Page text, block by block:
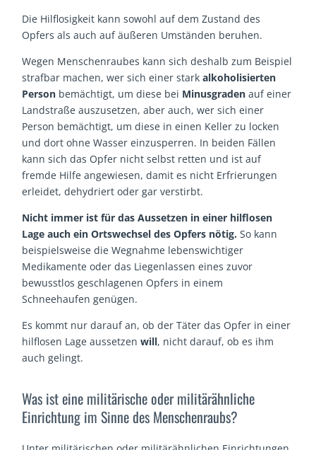
Die Hilflosigkeit kann sowohl auf dem Zustand des
Opfers als auch auf äußeren Umständen beruhen.
Wegen Menschenraubes kann sich deshalb zum Beispiel
strafbar machen, wer sich einer starkalkoholisierten
Person bemächtigt, um diese bei Minusgraden auf einer
Landstraße auszusetzen, aber auch, wer sich einer
Person bemächtigt, um diese in einen Keller zu locken
und dort ohne Wasser einzusperren. In beiden Fällen
kann sich das Opfer nicht selbst retten und ist auf
fremde Hilfe angewiesen, damit es nicht Erfrierungen
erleidet, dehydriert oder gar verstirbt.
Nicht immer ist für das Aussetzen in einer hilflosen
Lage auch ein Ortswechsel des Opfers nötig. So kann
beispielsweise die Wegnahme lebenswichtiger
Medikamente oder das Liegenlassen eines zuvor
bewusstlos geschlagenen Opfers in einem
Schneehaufen genügen.
Es kommt nur darauf an, ob der Täter das Opfer in einer
hilflosen Lage aussetzenwill, nicht darauf, ob es ihm
auch gelingt.
Was ist eine militärische oder militärähnliche
Einrichtung im Sinne des Menschenraubs?